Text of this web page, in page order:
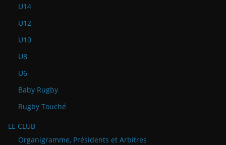
U14
U12
U10
U8
U6
Baby Rugby
Rugby Touché
LE CLUB
Organigramme, Présidents et Arbitres